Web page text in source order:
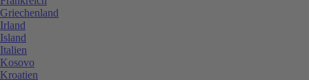
Griechenland
Irland
Island
Italien
Kosovo
Kroatien